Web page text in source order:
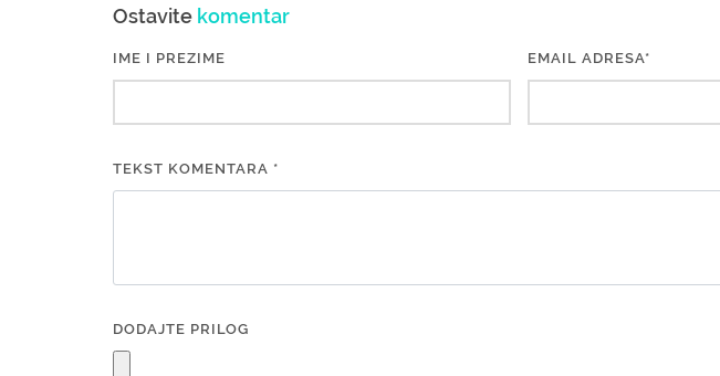
Ostavite komentar
IME I PREZIME EMAIL ADRESA*
TEKST KOMENTARA *
DODAJTE PRILOG